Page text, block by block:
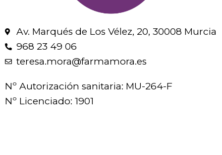
Av. Marqués de Los Vélez, 20, 30008 Murcia
968 23 49 06
teresa.mora@farmamora.es
Nº Autorización sanitaria: MU-264-F
Nº Licenciado: 1901